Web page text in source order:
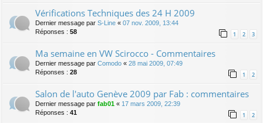
Vérifications Techniques des 24 H 2009
Dernier message par S-Line « 07 nov. 2009, 13:44
Réponses : 58 1 2 3
Ma semaine en VW Scirocco - Commentaires
Dernier message par Comodo « 28 mai 2009, 07:49
Réponses : 28 1 2
Salon de l'auto Genève 2009 par Fab : commentaires
Dernier message par fab01 « 17 mars 2009, 22:39
Réponses : 41 1 2